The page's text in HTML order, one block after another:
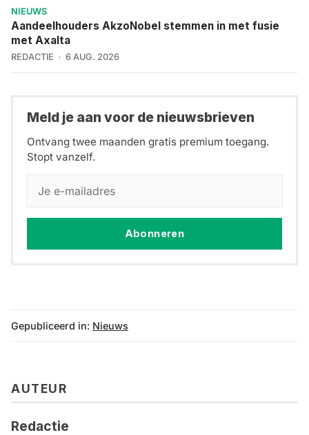
NIEUWS
Aandeelhouders AkzoNobel stemmen in met fusie
met Axalta
REDACTIE 6 AUG. 2026
Meld je aan voor de nieuwsbrieven
Ontvang twee maanden gratis premium toegang.
Stopt vanzelf.
Abonneren
Gepubliceerd in: Nieuws
AUTEUR
Redactie